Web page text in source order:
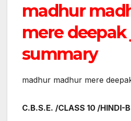
madhur
mere deepak
summary
madhur madhur mere
C.B.S.E. /CLASS 10 /HINDI-B